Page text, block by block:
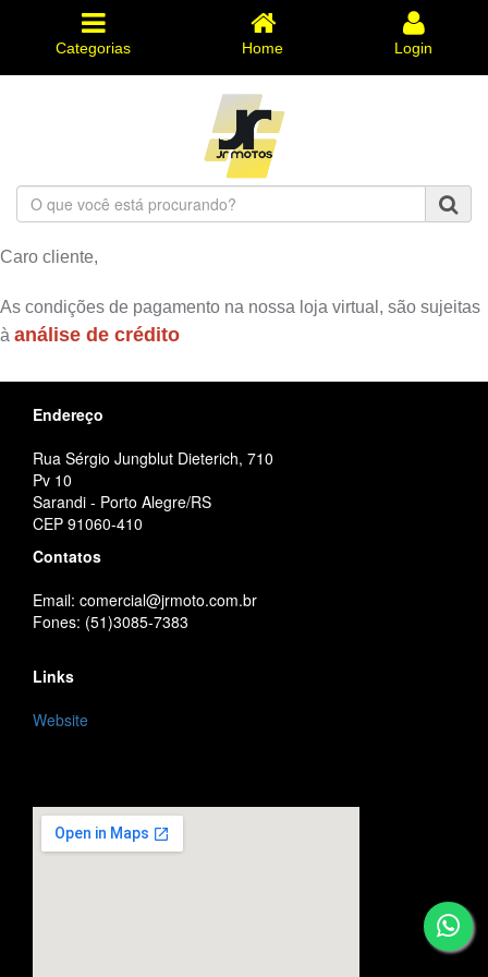
Categorias Home Login
O
que
está
Caro cliente,
As condições de pagamento na nossa loja virtual, são sujeitas
à análise de crédito
Endereço
Rua Sérgio Jungblut Dieterich, 710
Pv 10
Sarandi - Porto Alegre/RS
CEP 91060-410
Contatos
Email: comercial@jrmoto.com.br
Fones: (51)3085-7383
Links
Website